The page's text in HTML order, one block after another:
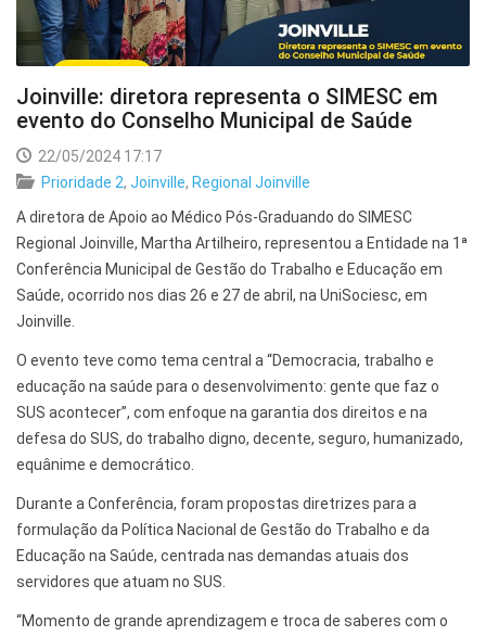
Joinville: diretora representa o SIMESC em
evento do Conselho Municipal de Saúde
22/05/2024 17:17
Prioridade 2, Joinville, Regional Joinville
A diretora de Apoio ao Médico Pós-Graduando do SIMESC
Regional Joinville, Martha Artilheiro, representou a Entidade na 1ª
Conferência Municipal de Gestão do Trabalho e Educação em
Saúde, ocorrido nos dias 26 e 27 de abril, na UniSociesc, em
Joinville.
O evento teve como tema central a “Democracia, trabalho e
educação na saúde para o desenvolvimento: gente que faz o
SUS acontecer”, com enfoque na garantia dos direitos e na
defesa do SUS, do trabalho digno, decente, seguro, humanizado,
equânime e democrático.
Durante a Conferência, foram propostas diretrizes para a
formulação da Política Nacional de Gestão do Trabalho e da
Educação na Saúde, centrada nas demandas atuais dos
servidores que atuam no SUS.
“Momento de grande aprendizagem e troca de saberes com o